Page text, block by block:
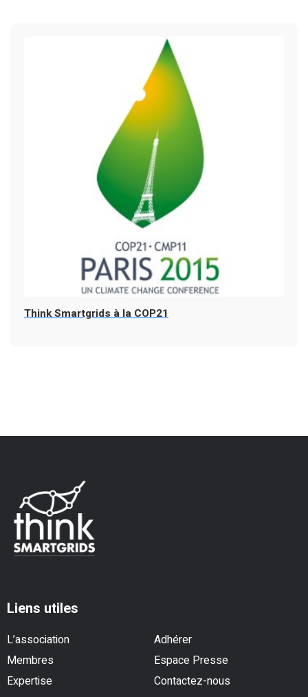
Think Smartgrids à la COP21
Liens utiles
L’association
Adhérer
Membres
Espace Presse
Expertise
Contactez-nous